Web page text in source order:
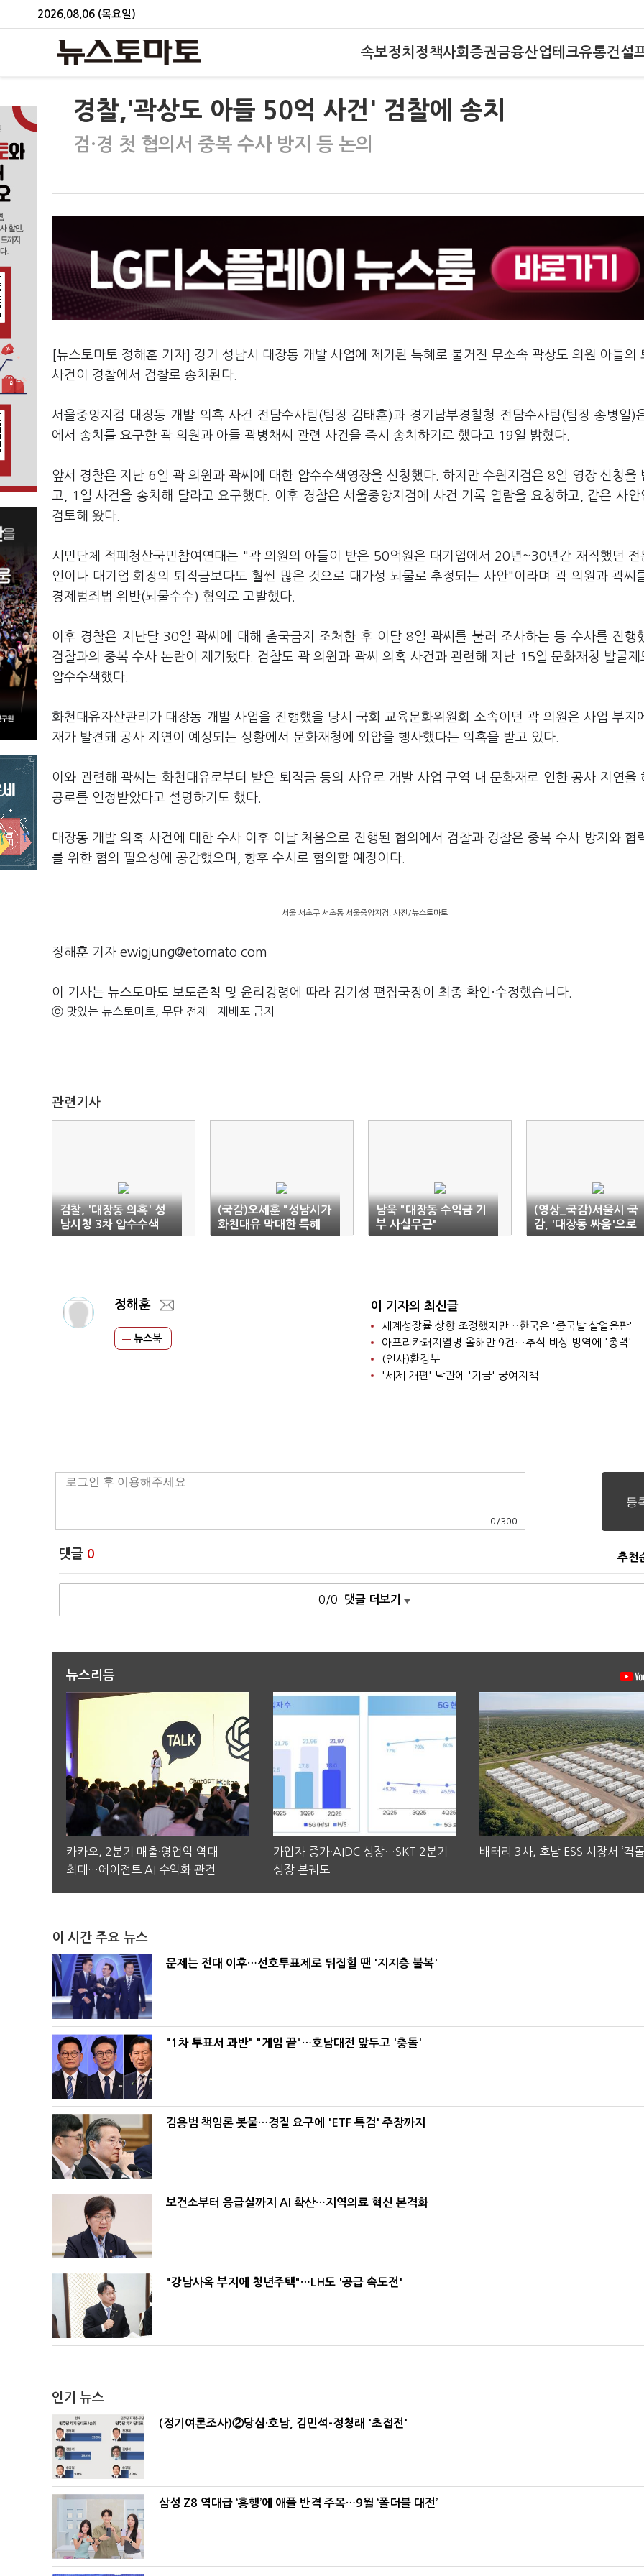
2026.08.06 (목요일)
속보정치 정책사회 증권금융산업테크유통건설
경찰,'곽상도 아들 50억 사건' 검찰에 송치
검·경 첫 협의서 중복 수사 방지 등 논의
[뉴스토마토 정해훈 기자] 경기 성남시 대장동 개발 사업에 제기된 특혜로 불거진 무소속 곽상도 의원 아들의
사건이 경찰에서 검찰로 송치된다.
서울중앙지검 대장동 개발 의혹 사건 전담수사팀(팀장 김태훈)과 경기남부경찰청 전담수사팀(팀장 송병일)
에서 송치를 요구한 곽 의원과 아들 곽병채씨 관련 사건을 즉시 송치하기로 했다고 19일 밝혔다.
앞서 경찰은 지난 6일 곽 의원과 곽씨에 대한 압수수색영장을 신청했다. 하지만 수원지검은 8일 영장 신청을
고, 1일 사건을 송치해 달라고 요구했다. 이후 경찰은 서울중앙지검에 사건 기록 열람을 요청하고, 같은 사안
검토해 왔다.
시민단체 적폐청산국민참여연대는 "곽 의원의 아들이 받은 50억원은 대기업에서 20년~30년간 재직했던 전
인이나 대기업 회장의 퇴직금보다도 훨씬 많은 것으로 대가성 뇌물로 추정되는 사안"이라며 곽 의원과 곽씨
경제범죄법 위반(뇌물수수) 혐의로 고발했다.
이후 경찰은 지난달 30일 곽씨에 대해 출국금지 조처한 후 이달 8일 곽씨를 불러 조사하는 등 수사를 진행
검찰과의 중복 수사 논란이 제기됐다. 검찰도 곽 의원과 곽씨 의혹 사건과 관련해 지난 15일 문화재청 발굴제
압수수색했다.
화천대유자산관리가 대장동 개발 사업을 진행했을 당시 국회 교육문화위원회 소속이던 곽 의원은 사업 부지
재가 발견돼 공사 지연이 예상되는 상황에서 문화재청에 외압을 행사했다는 의혹을 받고 있다.
이와 관련해 곽씨는 화천대유로부터 받은 퇴직금 등의 사유로 개발 사업 구역 내 문화재로 인한 공사 지연을
공로를 인정받았다고 설명하기도 했다.
대장동 개발 의혹 사건에 대한 수사 이후 이날 처음으로 진행된 협의에서 검찰과 경찰은 중복 수사 방지와 협
를 위한 협의 필요성에 공감했으며, 향후 수시로 협의할 예정이다.
서울 서초구 서초동 서울중앙지검. 사진/뉴스토마토
정해훈 기자 ewigjung@etomato.com
이 기사는 뉴스토마토 보도준칙 및 윤리강령에 따라 김기성 편집국장이 최종 확인·수정했습니다.
ⓒ 맛있는 뉴스토마토, 무단 전재 - 재배포 금지
관련기사
검찰, '대장동 의혹' 성
남시청 3차 압수수색
(국감)오세훈 "성남시가
화천대유 막대한 특혜
용인"
남욱 "대장동 수익금 기
부 사실무근"
(영상_국감)서울시 국
감, '대장동 싸움'으로
아수라장(종합)
정해훈
뉴스북
이 기자의 최신글
세계성장률 상향 조정했지만…한국은 '중국발 살얼음판'
아프리카돼지열병 올해만 9건…추석 비상 방역에 '총력'
(인사)환경부
'세제 개편' 낙관에 '기금' 궁여지책
0 /300
댓글 0 추천
0/0 댓글 더보기
뉴스리듬
카카오, 2분기 매출·영업익 역대
최대…에이전트 AI 수익화 관건
가입자 증가·AIDC 성장…SKT 2분기
성장 본궤도
배터리 3사, 호남 ESS 시장서 ‘격돌
이 시간 주요 뉴스
문제는 전대 이후…선호투표제로 뒤집힐 땐 '지지층 불복'
"1차 투표서 과반" "게임 끝"…호남대전 앞두고 '충돌'
김용범 책임론 봇물…경질 요구에 'ETF 특검' 주장까지
보건소부터 응급실까지 AI 확산…지역의료 혁신 본격화
"강남사옥 부지에 청년주택"…LH도 '공급 속도전'
인기 뉴스
(정기여론조사)②당심·호남, 김민석-정청래 '초접전'
삼성 Z8 역대급 ‘흥행’에 애플 반격 주목…9월 ‘폴더블 대전’